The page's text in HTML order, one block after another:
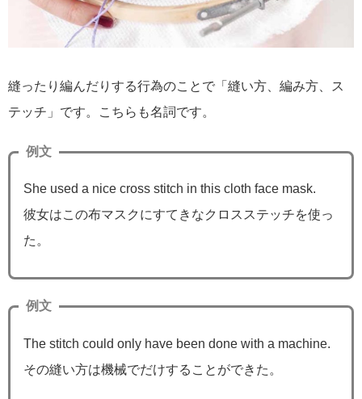
縫ったり編んだりする行為のことで「縫い方、編み方、ス
テッチ」です。こちらも名詞です。
例文
She used a nice cross stitch in this cloth face mask.
彼女はこの布マスクにすてきなクロスステッチを使っ
た。
例文
The stitch could only have been done with a machine.
その縫い方は機械でだけすることができた。